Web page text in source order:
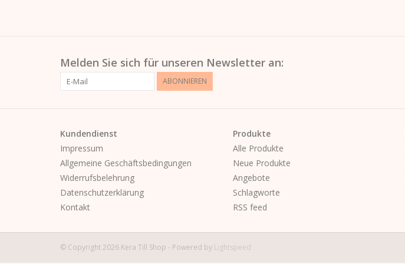
Melden Sie sich für unseren Newsletter an:
ABONNIEREN
Kundendienst
Impressum
Allgemeine Geschäftsbedingungen
Widerrufsbelehrung
Datenschutzerklärung
Kontakt
Produkte
Alle Produkte
Neue Produkte
Angebote
Schlagworte
RSS feed
© Copyright 2026 Kera Till Shop - Powered by Lightspeed